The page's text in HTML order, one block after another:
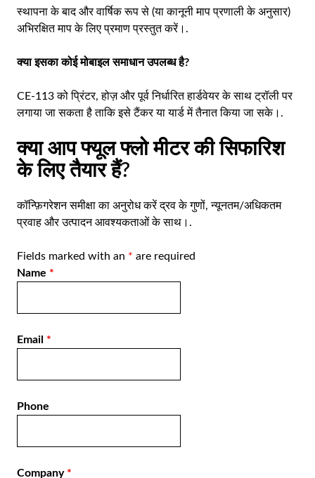
स्थापना के बाद और वार्षिक रूप से (या कानूनी माप प्रणाली के अनुसार)
अभिरक्षित माप के लिए प्रमाण प्रस्तुत करें।.
क्या इसका कोई मोबाइल समाधान उपलब्ध है?
CE-113 को प्रिंटर, होज़ और पूर्व निर्धारित हार्डवेयर के साथ ट्रॉली पर
लगाया जा सकता है ताकि इसे टैंकर या यार्ड में तैनात किया जा सके।.
क्या आप फ्यूल फ्लो मीटर की सिफारिश
के लिए तैयार हैं?
कॉन्फ़िगरेशन समीक्षा का अनुरोध करेंद्रव के गुणों, न्यूनतम/अधिकतम
प्रवाह और उत्पादन आवश्यकताओं के साथ।.
Fields marked with an * are required
Name *
Email *
Phone
Company *